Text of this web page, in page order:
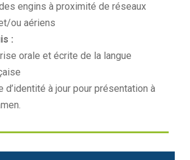
engins à proximité de réseaux
ou aériens
:
orale et écrite de la langue
d’identité à jour pour présentation à